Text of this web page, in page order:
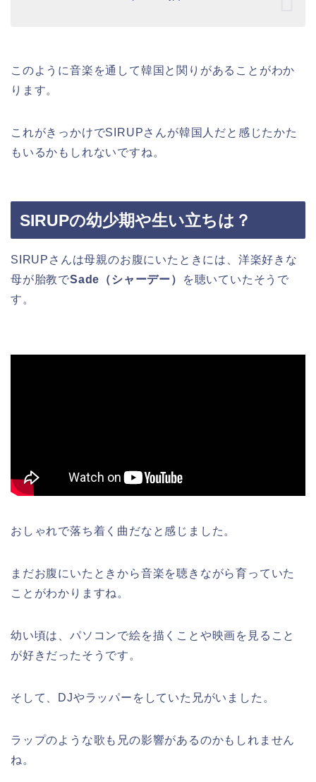
このように音楽を通して韓国と関りがあることがわか
ります。
これがきっかけでSIRUPさんが韓国人だと感じたかた
もいるかもしれないですね。
SIRUPの幼少期や生い立ちは？
SIRUPさんは母親のお腹にいたときには、洋楽好きな
母が胎教でSade（シャーデー）
を聴いていたそうで
す。
おしゃれで落ち着く曲だなと感じました。
まだお腹にいたときから音楽を聴きながら育っていた
ことがわかりますね。
幼い頃は、パソコンで絵を描くことや映画を見ること
が好きだったそうです。
そして、DJやラッパーをしていた兄がいました。
ラップのような歌も兄の影響があるのかもしれません
ね。